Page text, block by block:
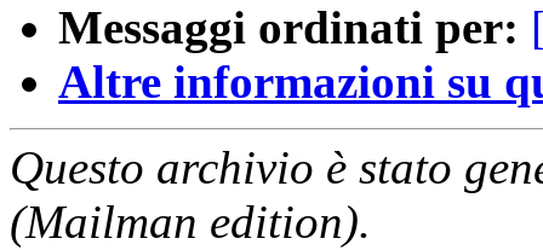
Messaggi ordinati per:
Altre informazioni su
Questo archivio è stato
(Mailman edition).